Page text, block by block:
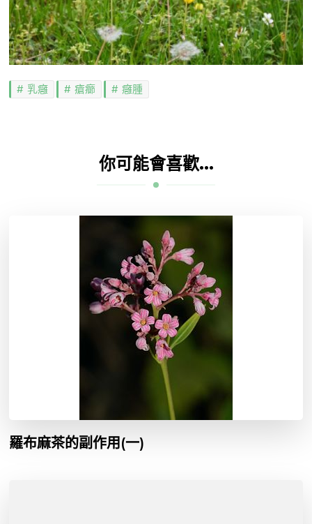
乳癰 瘡癤 癰腫
你可能會喜歡...
羅布麻茶的副作用(一)